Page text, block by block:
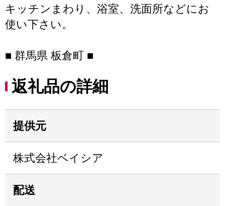
キッチンまわり、浴室、洗面所などにお
使い下さい。
■ 群馬県 板倉町 ■
返礼品の詳細
提供元
株式会社ベイシア
配送